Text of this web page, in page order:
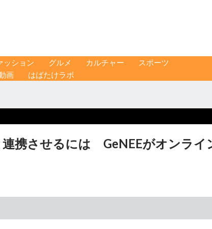
ッション グルメ カルチャー
スポーツ
画 はばたけラボ
連携させるには GeNEEがオンライ